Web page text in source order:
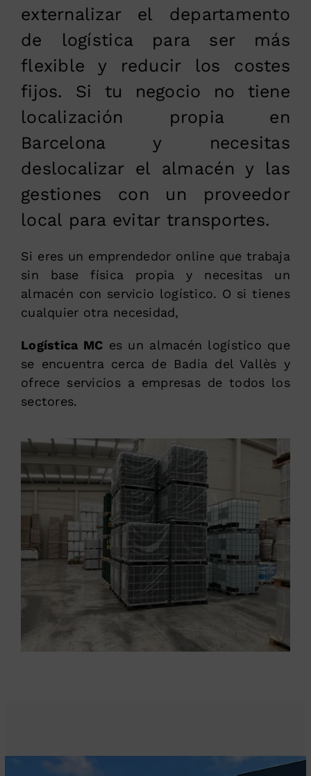
externalizar el departamento
de logística para ser más
flexible y reducir los costes
fijos. Si tu negocio no tiene
localización propia en
Barcelona y necesitas
deslocalizar el almacén y las
gestiones con un proveedor
local para evitar transportes.
Si eres un emprendedor online que trabaja
sin base física propia y necesitas un
almacén con servicio logístico. O si tienes
cualquier otra necesidad,
Logística MC es un almacén logístico que
se encuentra cerca de Badia del Vallès y
ofrece servicios a empresas de todos los
sectores.